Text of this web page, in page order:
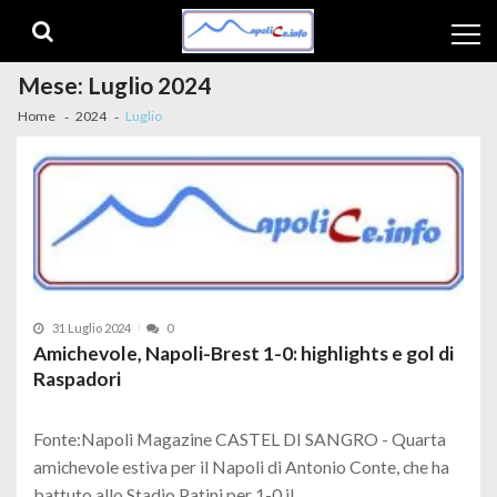
Mese: Luglio 2024
Home 2024 Luglio
31 Luglio 2024 0
Amichevole, Napoli-Brest 1-0: highlights e gol di
Raspadori
Fonte:Napoli Magazine CASTEL DI SANGRO - Quarta
amichevole estiva per il Napoli di Antonio Conte, che ha